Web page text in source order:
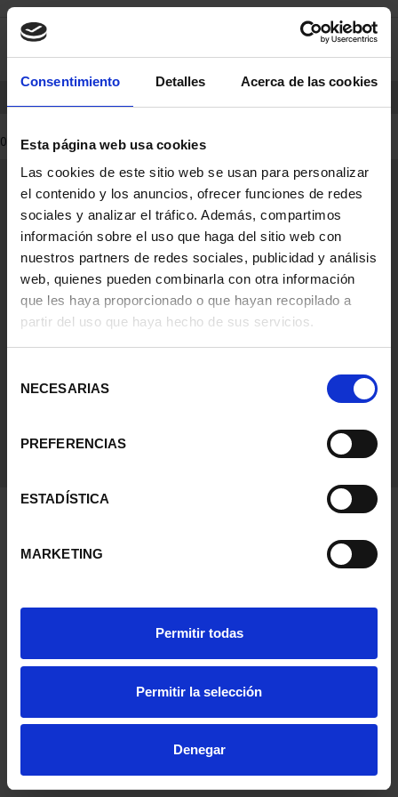
Consentimiento Detalles Acerca de las cookies
Esta página web usa cookies
Las cookies de este sitio web se usan para personalizar
el contenido y los anuncios, ofrecer funciones de redes
sociales y analizar el tráfico. Además, compartimos
información sobre el uso que haga del sitio web con
nuestros partners de redes sociales, publicidad y análisis
web, quienes pueden combinarla con otra información
que les haya proporcionado o que hayan recopilado a
partir del uso que haya hecho de sus servicios.
NECESARIAS
PREFERENCIAS
ESTADÍSTICA
MARKETING
Permitir todas
Permitir la selección
Denegar
saltar
contenido
Saltar
men
0
0 Productos encontrados
Información General
Contacto
Preguntas Frequentes (FAQs)
Aviso Legal
Condiciones Legales